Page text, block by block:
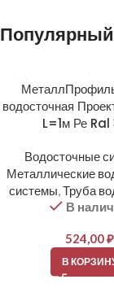
Популярный
водосточная
L=1м Ре Ral
Водосточные
Металлические
системы,Труба
В
524,00₽
В